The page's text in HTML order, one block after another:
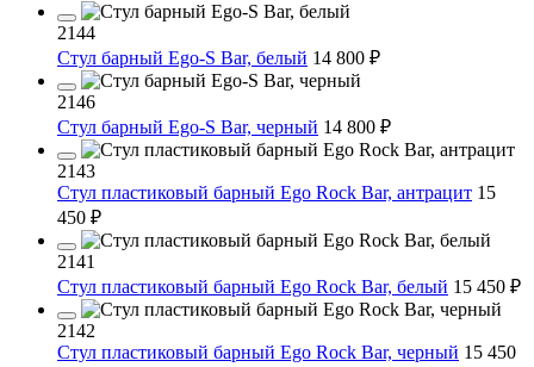
2144
Cтул барный Ego-S Bar, белый 14 800 ₽
2146
Cтул барный Ego-S Bar, черный 14 800 ₽
2143
Cтул пластиковый барный Ego Rock Bar, антрацит 15
450 ₽
2141
Cтул пластиковый барный Ego Rock Bar, белый 15 450 ₽
2142
Cтул пластиковый барный Ego Rock Bar, черный 15 450